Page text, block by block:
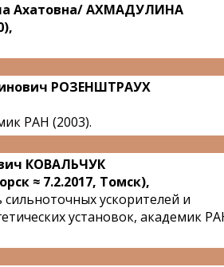
Ахатовна/ АХМАДУЛИНА
РОЗЕНШТРАУХ
РАН (2003).
КОВАЛЬЧУК
≈ 7.2.2017, Томск),
сильноточных ускорителей и
установок, академик